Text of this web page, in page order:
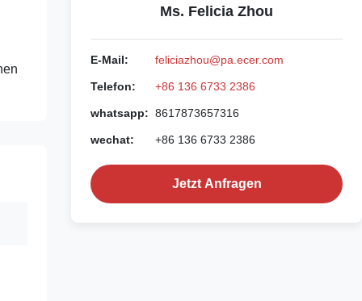
Ms. Felicia Zhou
E-Mail: feliciazhou@pa.ecer.com
Telefon: +86 136 6733 2386
whatsapp: 8617873657316
wechat: +86 136 6733 2386
Jetzt Anfragen